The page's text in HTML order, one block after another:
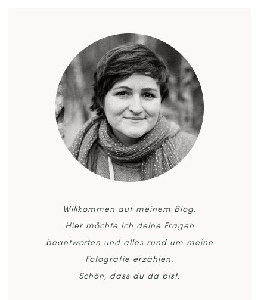
Willkommen auf meinem Blog.
Hier möchte ich deine Fragen
beantworten und alles rund um meine
Fotografie erzählen.
Schön, dass du da bist.